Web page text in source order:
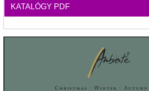
KATALÓGY PDF